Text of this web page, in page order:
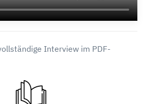
Interview im PDF-